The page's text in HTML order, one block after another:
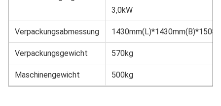
3,0kW
Verpackungsabmessung
Verpackungsgewicht 570kg
Maschinengewicht 500kg